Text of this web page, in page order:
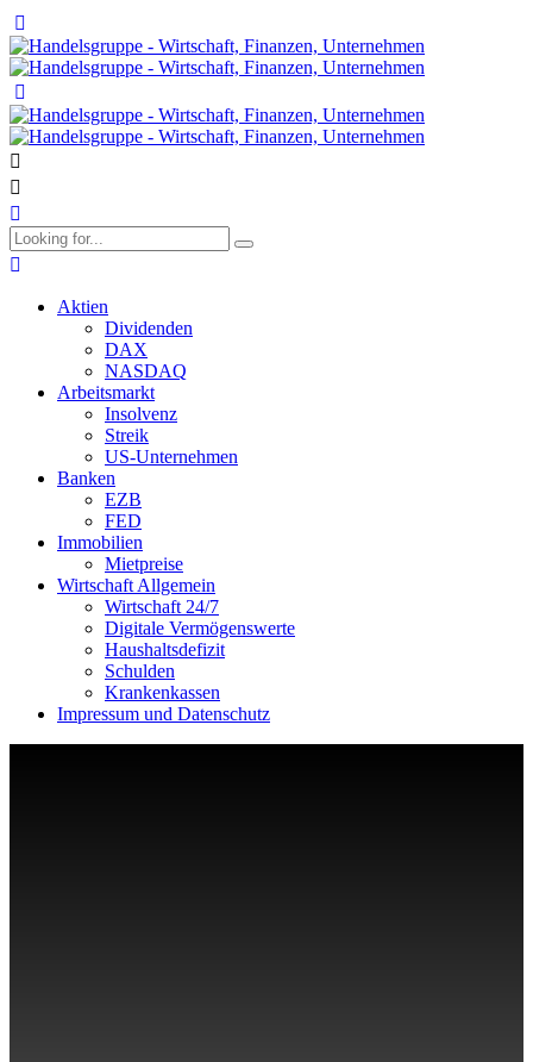
Aktien
Dividenden
DAX
NASDAQ
Arbeitsmarkt
Insolvenz
Streik
US-Unternehmen
Banken
EZB
FED
Immobilien
Mietpreise
Wirtschaft Allgemein
Wirtschaft 24/7
Digitale Vermögenswerte
Haushaltsdefizit
Schulden
Krankenkassen
Impressum und Datenschutz